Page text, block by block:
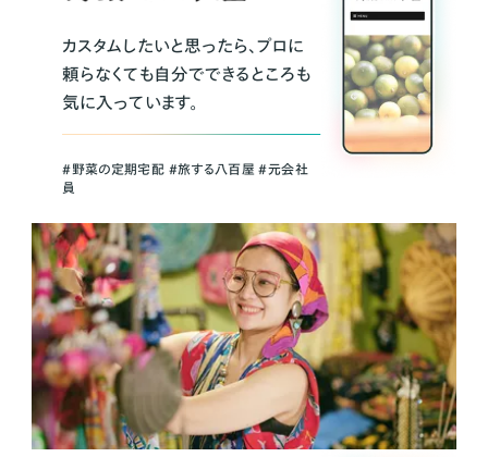
カスタムしたいと思ったら、プロに
頼らなくても自分でできるところも
気に入っています。
＃野菜の定期宅配 ＃旅する八百屋 ＃元会社
員